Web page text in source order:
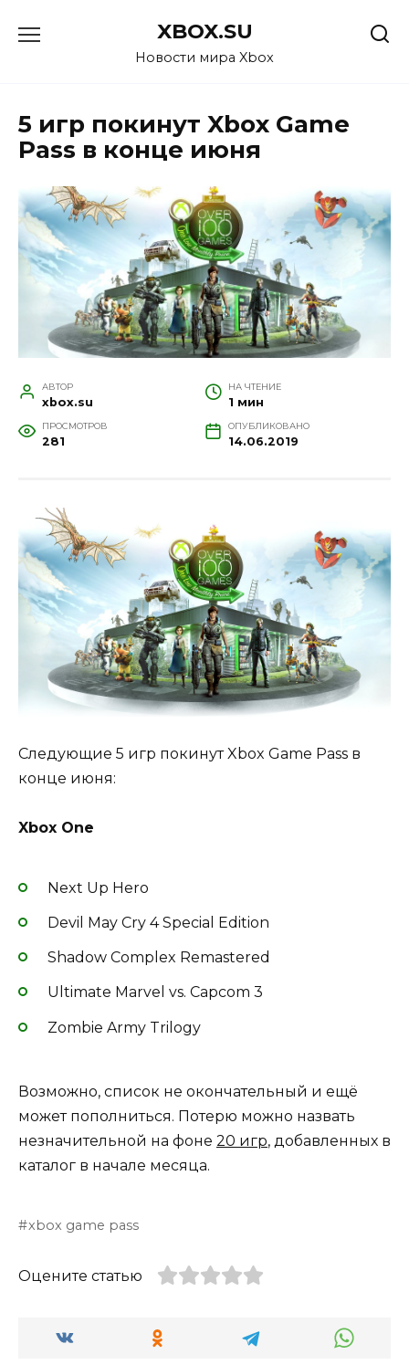
XBOX.SU
Новости мира Xbox
5 игр покинут Xbox Game
Pass в конце июня
АВТОР
xbox.su
НА ЧТЕНИЕ
1 мин
ПРОСМОТРОВ
281
ОПУБЛИКОВАНО
14.06.2019
Следующие 5 игр покинут Xbox Game Pass в
конце июня:
Xbox One
Next Up Hero
Devil May Cry 4 Special Edition
Shadow Complex Remastered
Ultimate Marvel vs. Capcom 3
Zombie Army Trilogy
Возможно, список не окончательный и ещё
может пополниться. Потерю можно назвать
незначительной на фоне 20 игр, добавленных в
каталог в начале месяца.
xbox game pass
Оцените статью